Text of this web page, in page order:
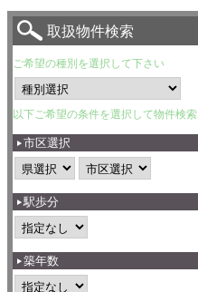
取扱物件検索
ご希望の種別を選択して下さい
以下ご希望の条件を選択して物件検
市区選択
駅歩分
築年数